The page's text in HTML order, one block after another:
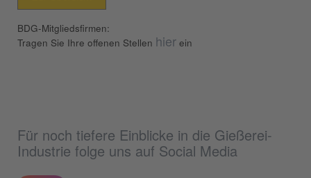
BDG-Mitgliedsfirmen:
Tragen Sie Ihre offenen Stellen hier ein
Für noch tiefere Einblicke in die Gießerei-
Industrie folge uns auf Social Media